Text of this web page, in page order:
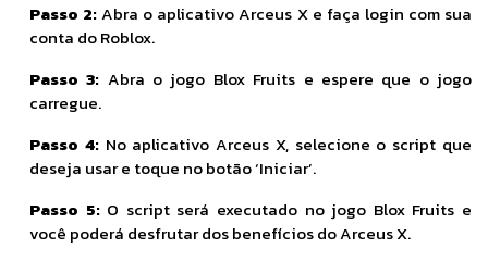
Passo 2:Abra o aplicativo Arceus X e faça login com sua
conta do Roblox.
Passo 3: Abra o jogo Blox Fruits e espere que o jogo
carregue.
Passo 4:No aplicativo Arceus X, selecione o script que
deseja usar e toque no botão ‘Iniciar’.
Passo 5:O script será executado no jogo Blox Fruits e
você poderá desfrutar dos benefícios do Arceus X.